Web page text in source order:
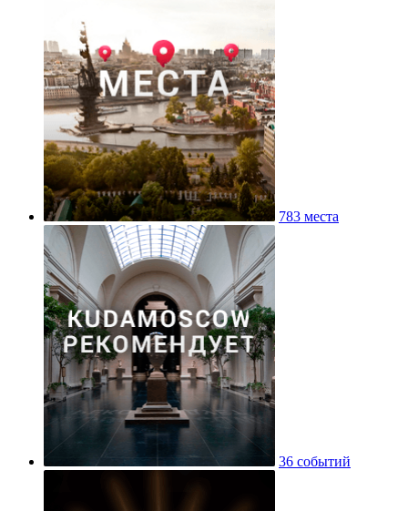
783 места
36 событий